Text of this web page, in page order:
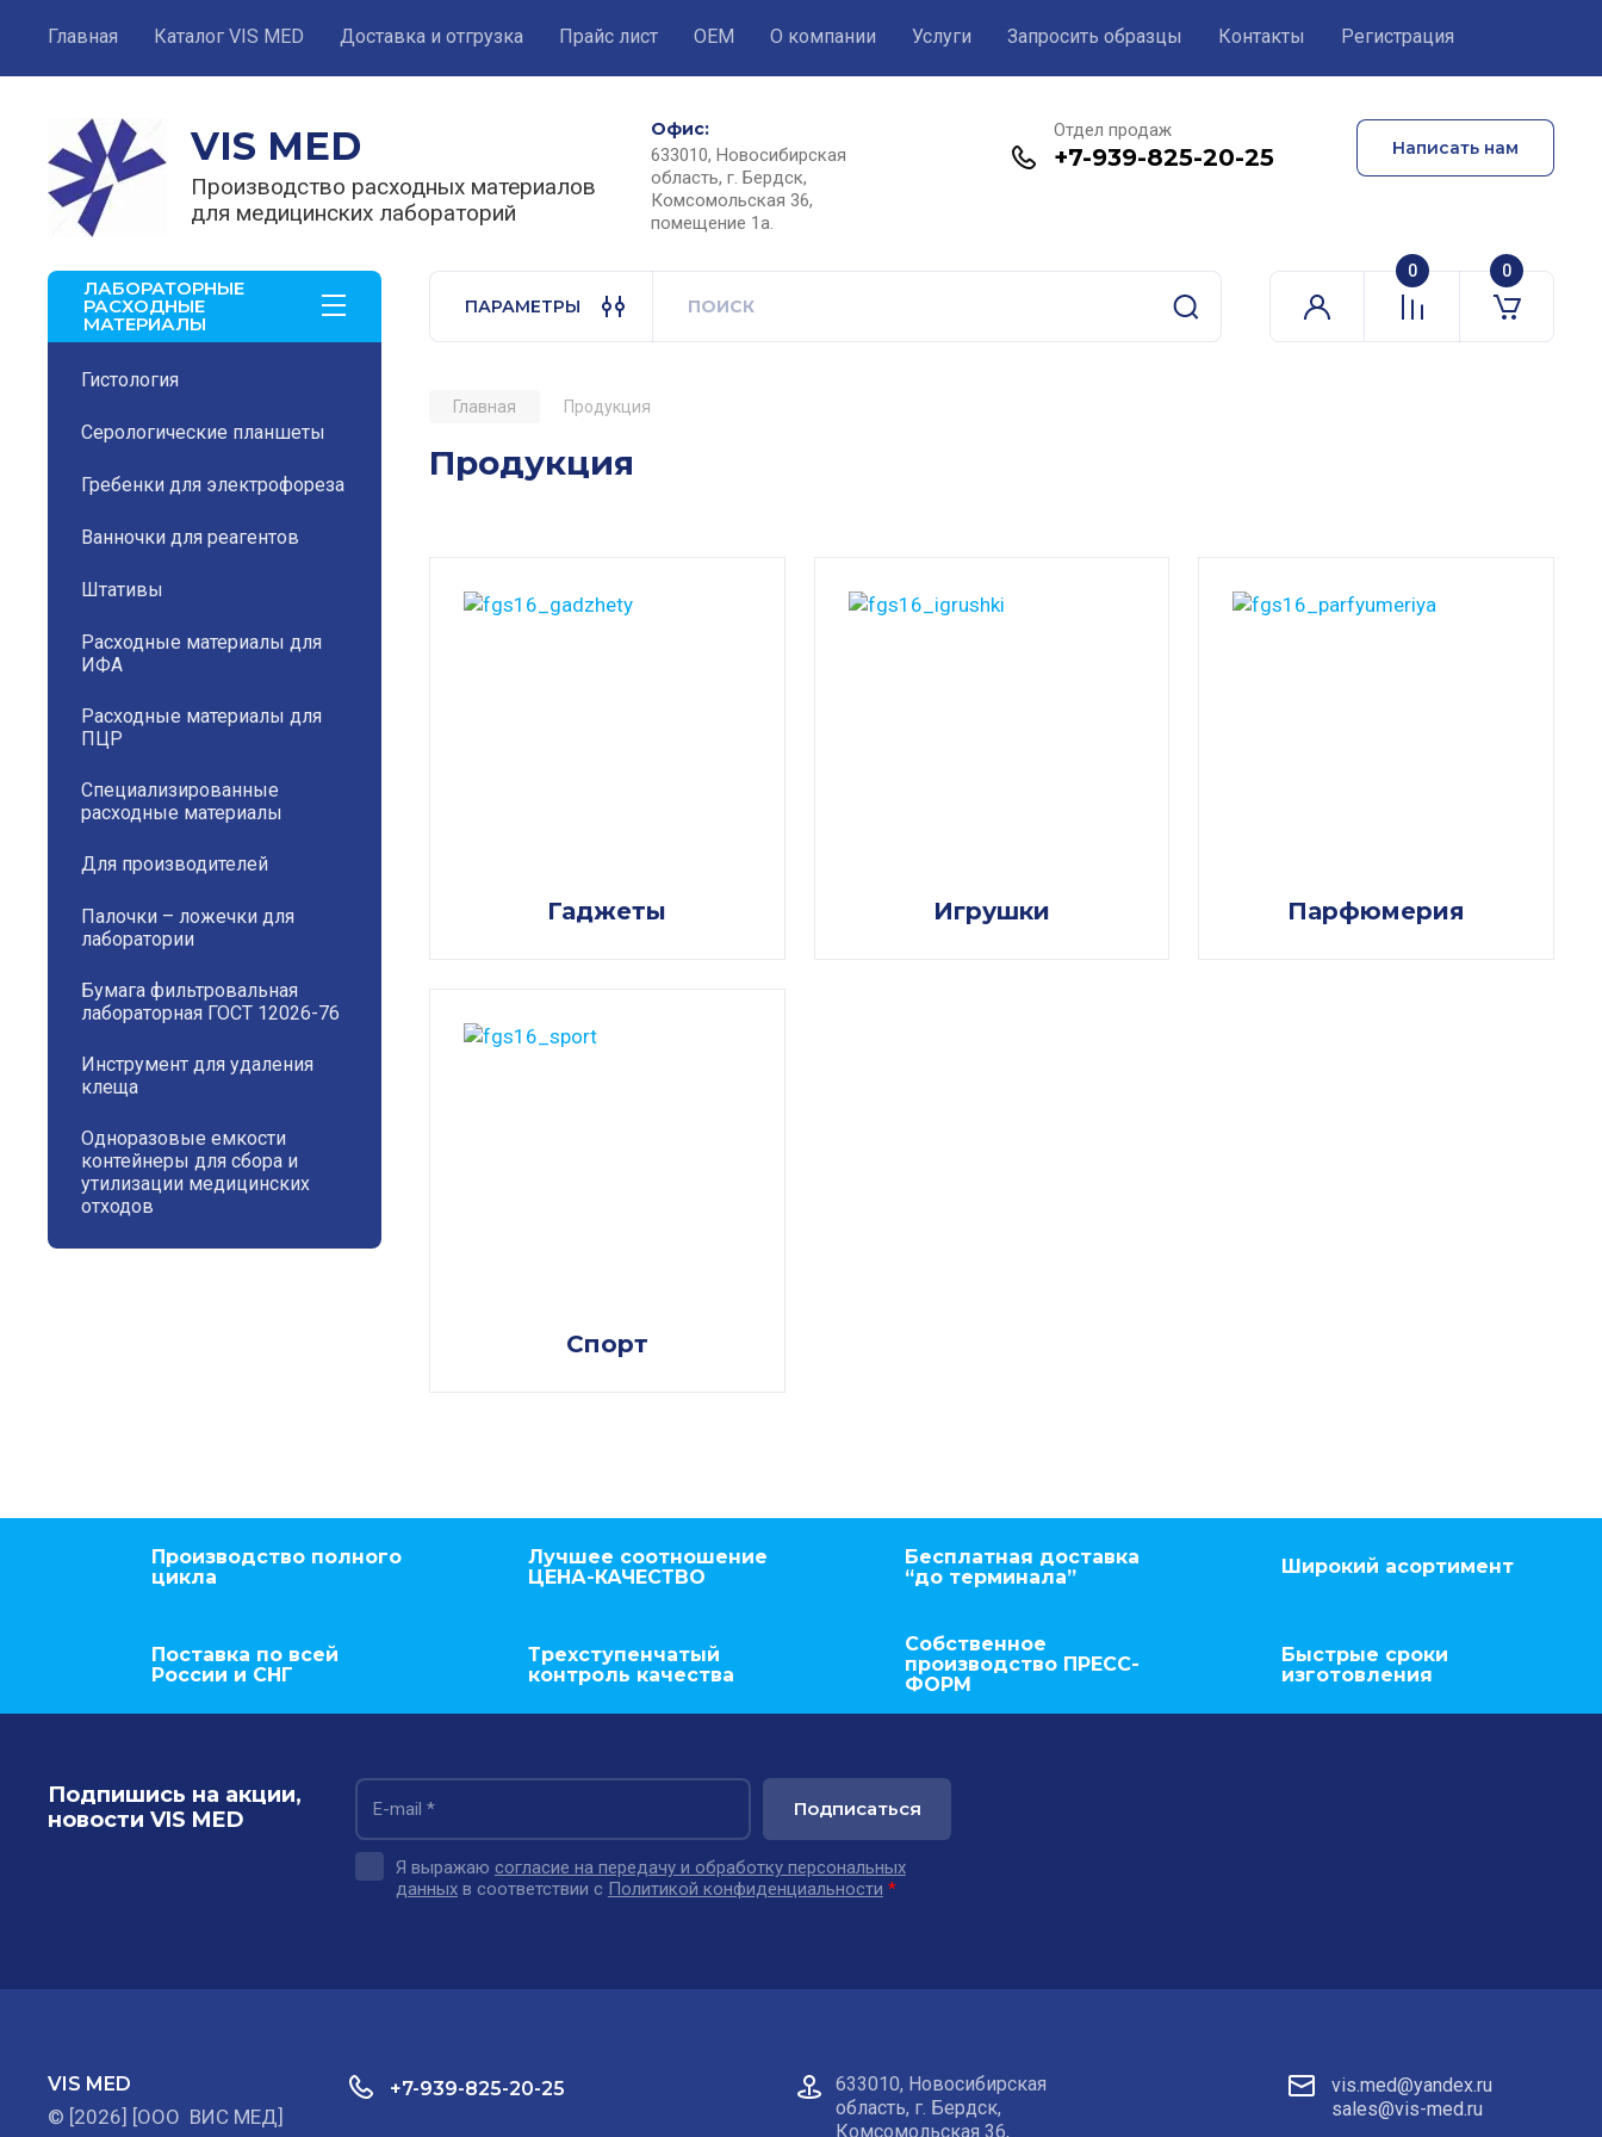
Главная Каталог VIS MED Доставка и отгрузка Прайс лист ОЕМ О компании Услуги Запросить образцы Контакты Регистрация
VIS MED
Производство расходных материалов
для медицинских лабораторий
Офис:
633010, Новосибирская
область, г. Бердск,
Комсомольская 36,
помещение 1а.
Отдел продаж
+7-939-825-20-25 Написать нам
ЛАБОРАТОРНЫЕ
РАСХОДНЫЕ
МАТЕРИАЛЫ
ПАРАМЕТРЫ
0 0
Гистология
Серологические планшеты
Гребенки для электрофореза
Ванночки для реагентов
Штативы
Расходные материалы для
ИФА
Расходные материалы для
ПЦР
Специализированные
расходные материалы
Для производителей
Палочки – ложечки для
лаборатории
Бумага фильтровальная
лабораторная ГОСТ 12026-76
Инструмент для удаления
клеща
Одноразовые емкости
контейнеры для сбора и
утилизации медицинских
отходов
Главная Продукция
Продукция
Гаджеты Игрушки Парфюмерия
Спорт
Производство полного
цикла
Лучшее соотношение
ЦЕНА-КАЧЕСТВО
Бесплатная доставка
“до терминала”
Широкий асортимент
Поставка по всей
России и СНГ
Трехступенчатый
контроль качества
Собственное
производство ПРЕСС-
ФОРМ
Быстрые сроки
изготовления
Подпишись на акции,
новости VIS MED
Я выражаю согласие на передачу и обработку персональных
данныхв соответствии с Политикой конфиденциальности *
Подписаться
VIS MED
© [2026] [ООО ВИС МЕД]
+7-939-825-20-25
633010, Новосибирская
область, г. Бердск,
Комсомольская 36,
vis.med@yandex.ru
sales@vis-med.ru